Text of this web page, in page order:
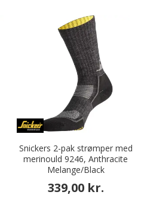
Snickers 2-pak strømper med
merinould 9246, Anthracite
Melange/Black
339,00 kr.